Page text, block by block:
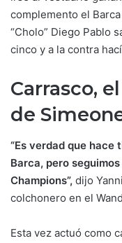
complemento el
“Cholo” Diego Pablo
cinco y a la contra
Carrasco,
de
“Es verdad que hace
Barca, pero
Champions”, dijo
colchonero en el
Esta vez actuó como